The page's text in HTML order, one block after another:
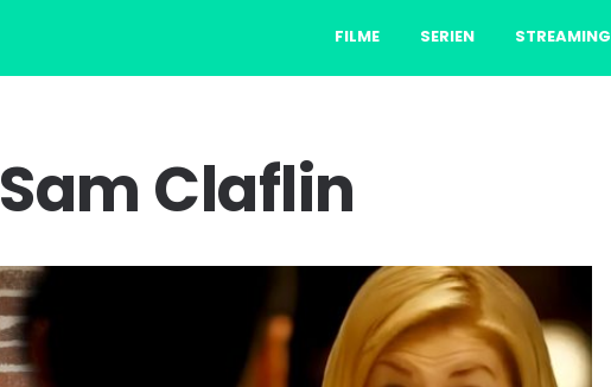
FILME SERIEN STREAMING
Sam Claflin